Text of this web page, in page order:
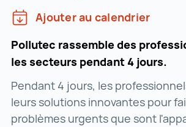
Ajouter au calendrier
Pollutec rassemble des
les secteurs pendant 4 jours.
Pendant 4 jours, les
leurs solutions innovantes pour
problèmes urgents que sont